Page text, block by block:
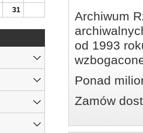
Archiwum
od 1993
Ponad
Zamów
31